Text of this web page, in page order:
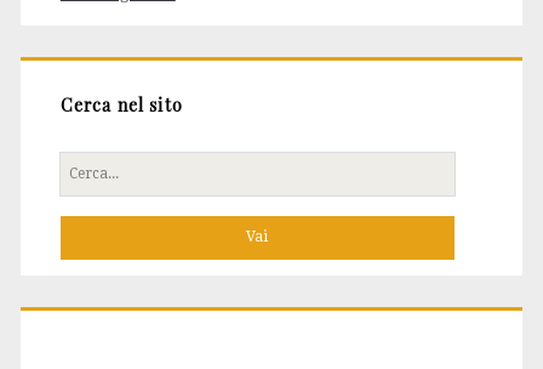
Cerca nel sito
Cerca
per: